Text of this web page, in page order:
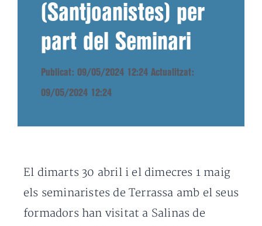
(Santjoanistes) per
part del Seminari
Publicat: 09/05/2024 12:24 Actualitzat:
09/05/2024 12:24
El dimarts 30 abril i el dimecres 1 maig
els seminaristes de Terrassa amb el seus
formadors han visitat a Salinas de